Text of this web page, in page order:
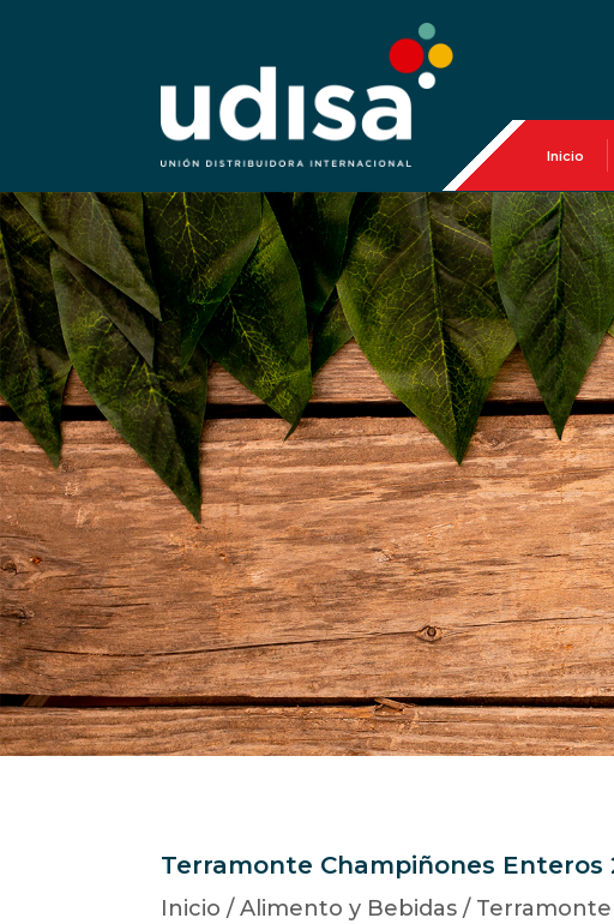
Inicio
Terramonte Champiñones Enteros
Inicio /Alimento y Bebidas / Terramonte